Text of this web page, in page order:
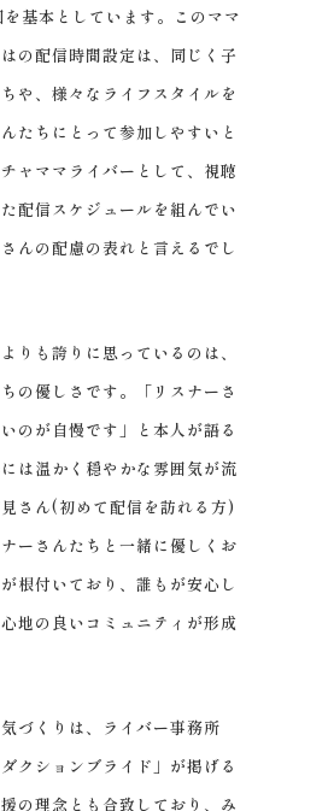
基本としています。このママ
の配信時間設定は、同じく子
や、様々なライフスタイルを
たちにとって参加しやすいと
ャママライバーとして、視聴
配信スケジュールを組んでい
んの配慮の表れと言えるでし
りも誇りに思っているのは、
の優しさです。「リスナーさ
のが自慢です」と本人が語る
は温かく穏やかな雰囲気が流
さん(初めて配信を訪れる方)
ーさんたちと一緒に優しくお
根付いており、誰もが安心し
地の良いコミュニティが形成
づくりは、ライバー事務所
クションブライド」が掲げる
の理念とも合致しており、み